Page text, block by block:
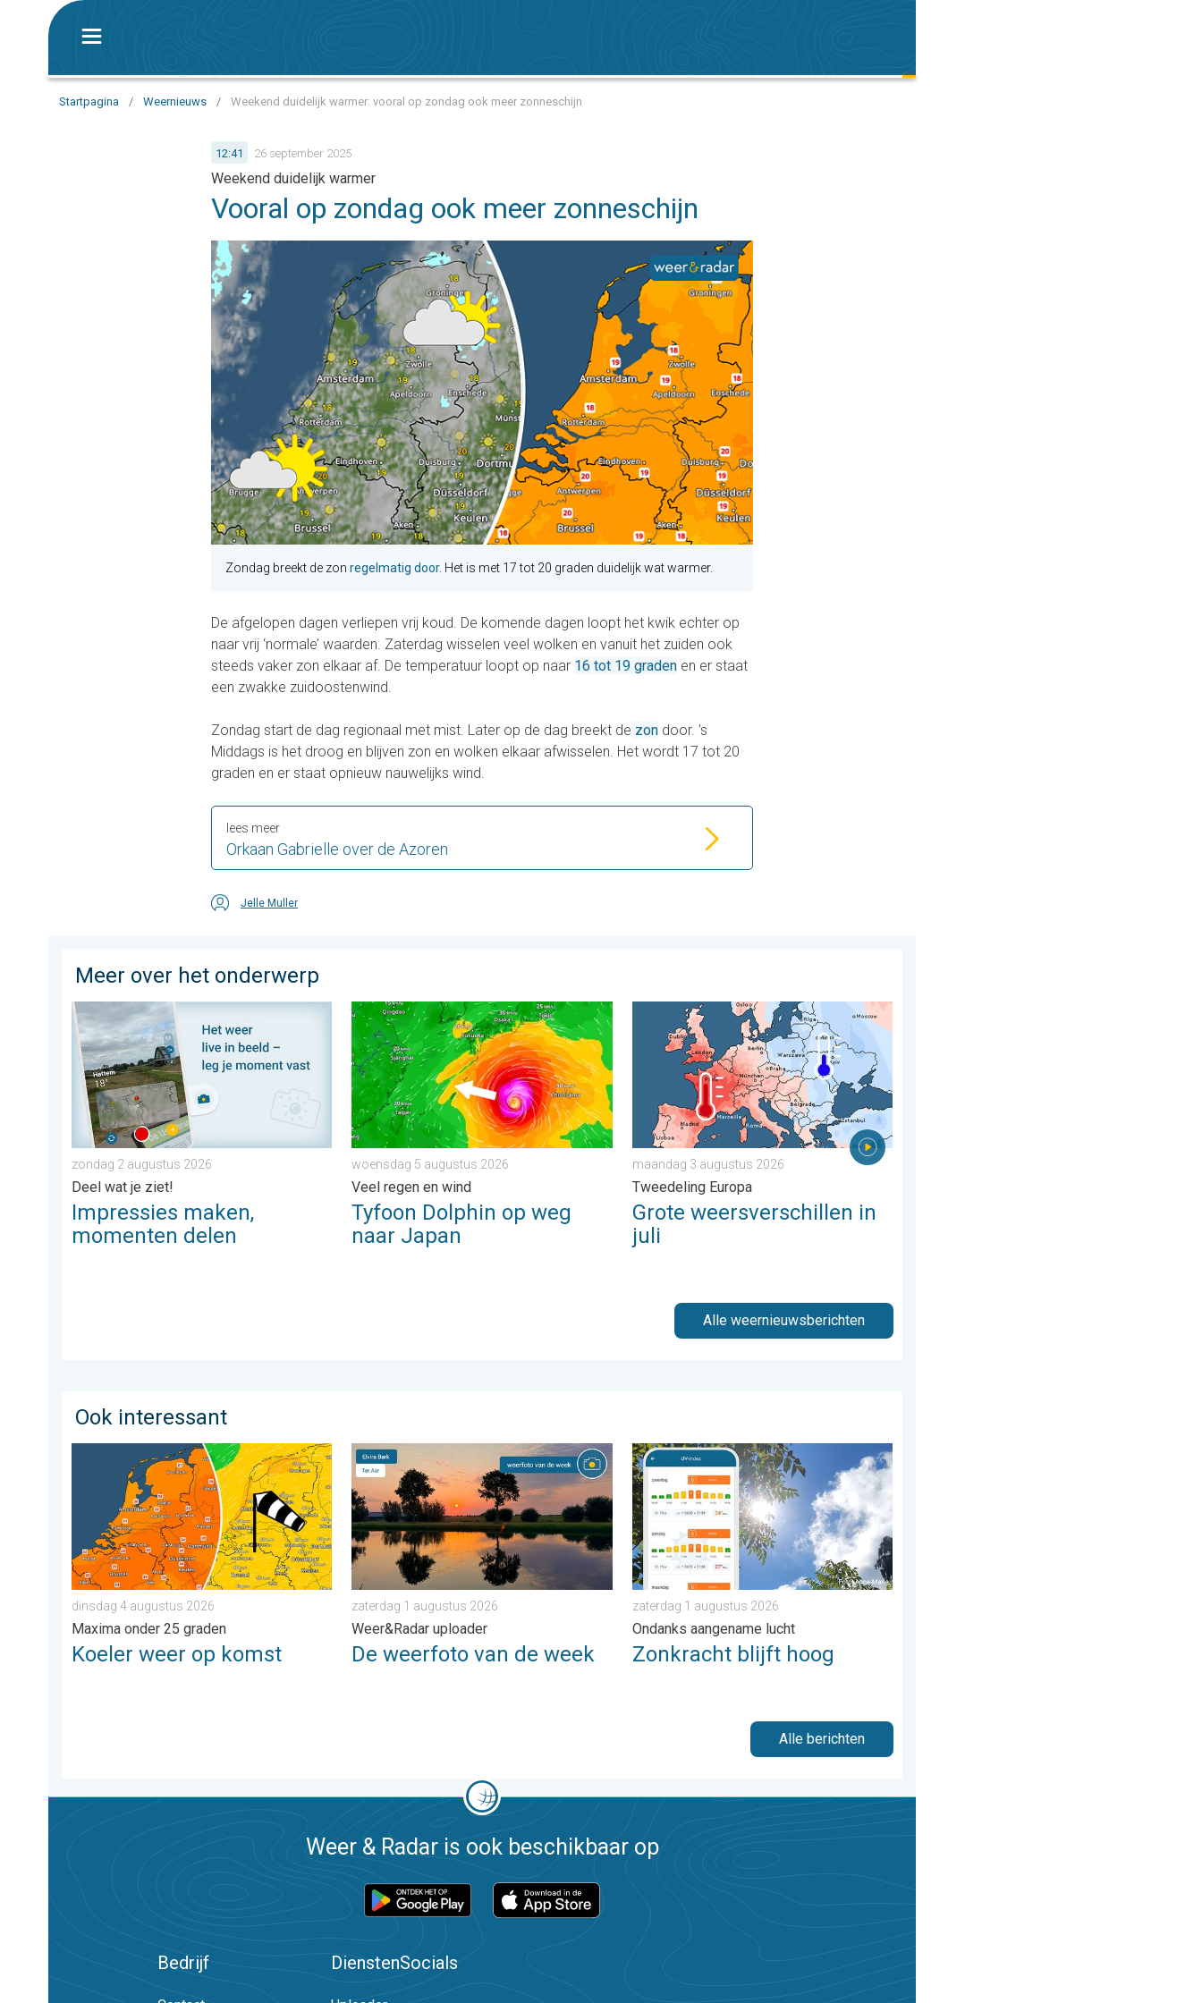
Startpagina / Weernieuws / Weekend duidelijk warmer: vooral op zondag ook meer zonneschijn
12:41 26 september 2025
Weekend duidelijk warmer
Vooral op zondag ook meer zonneschijn
Zondag breekt de zon regelmatig door. Het is met 17 tot 20 graden duidelijk wat warmer.
De afgelopen dagen verliepen vrij koud. De komende dagen loopt het kwik echter op
naar vrij ‘normale’ waarden. Zaterdag wisselen veel wolken en vanuit het zuiden ook
steeds vaker zon elkaar af. De temperatuur loopt op naar 16 tot 19 graden en er staat
een zwakke zuidoostenwind.
Zondag start de dag regionaal met mist. Later op de dag breekt de zon door. 's
Middags is het droog en blijven zon en wolken elkaar afwisselen. Het wordt 17 tot 20
graden en er staat opnieuw nauwelijks wind.
Orkaan Gabrielle over de Azoren
lees meer
Jelle Muller
Meer over het onderwerp
Impressies maken, momenten delen. Deel wat je ziet!. . . zondag 2 augustus 2026
zondag 2 augustus 2026
Deel wat je ziet!
Impressies maken,
momenten delen
Tyfoon Dolphin op weg naar Japan. Veel regen en wind. . . woensdag 5 augustus 2026
woensdag 5 augustus 2026
Veel regen en wind
Tyfoon Dolphin op weg
naar Japan
Grote weersverschillen in juli. Tweedeling Europa. . . maandag 3 augustus 2026
maandag 3 augustus 2026
Tweedeling Europa
Grote weersverschillen in
juli
Alle weernieuwsberichten
Ook interessant
Koeler weer op komst. Maxima onder 25 graden. . . dinsdag 4 augustus 2026
dinsdag 4 augustus 2026
Maxima onder 25 graden
Koeler weer op komst
De weerfoto van de week. Weer&Radar uploader. . . zaterdag 1 augustus 2026
zaterdag 1 augustus 2026
Weer&Radar uploader
De weerfoto van de week
Zonkracht blijft hoog. Ondanks aangename lucht. . . zaterdag 1 augustus 2026
zaterdag 1 augustus 2026
Ondanks aangename lucht
Zonkracht blijft hoog
Alle berichten
Weer & Radar is ook beschikbaar op
Bedrijf DienstenSocials